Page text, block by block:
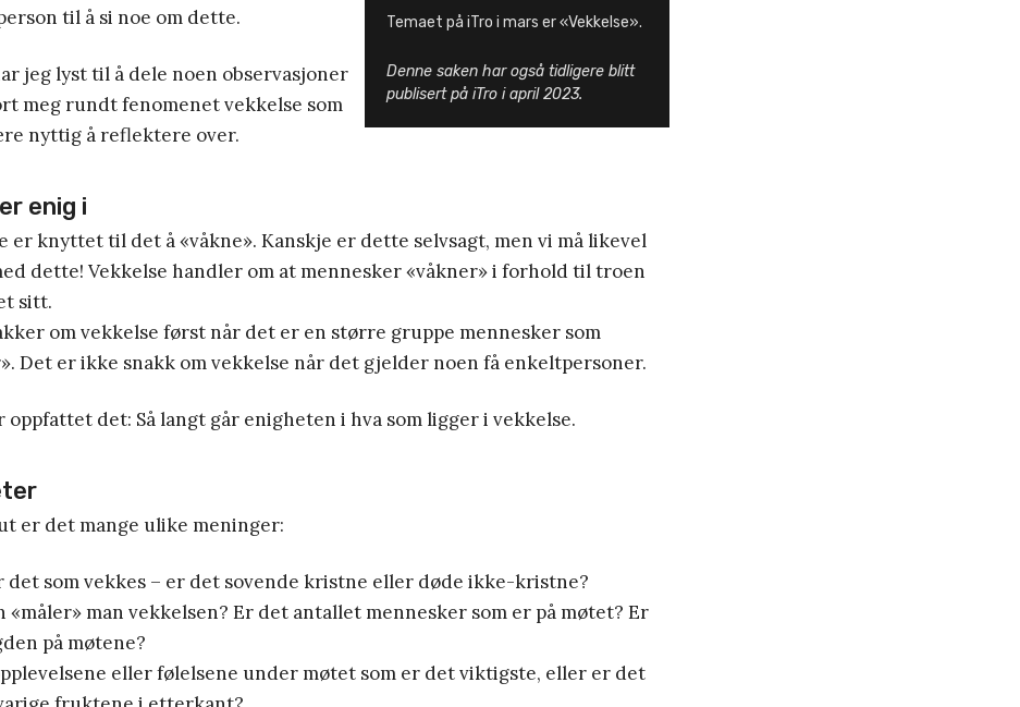
Temaet på iTro i mars er «Vekkelse».
Denne saken har også tidligere blitt
publisert på iTro i april 2023.
til å si noe om dette.
jeg lyst til å dele noen observasjoner
meg rundt fenomenet vekkelse som
nyttig å reflektere over.
enig i
er knyttet til det å «våkne». Kanskje er dette selvsagt, men vi må likevel
dette! Vekkelse handler om at mennesker «våkner» i forhold til troen
sitt.
om vekkelse først når det er en større gruppe mennesker som
Det er ikke snakk om vekkelse når det gjelder noen få enkeltpersoner.
oppfattet det: Så langt går enigheten i hva som ligger i vekkelse.
er det mange ulike meninger:
det som vekkes – er det sovende kristne eller døde ikke-kristne?
«måler» man vekkelsen? Er det antallet mennesker som er på møtet? Er
på møtene?
eller følelsene under møtet som er det viktigste, eller er det